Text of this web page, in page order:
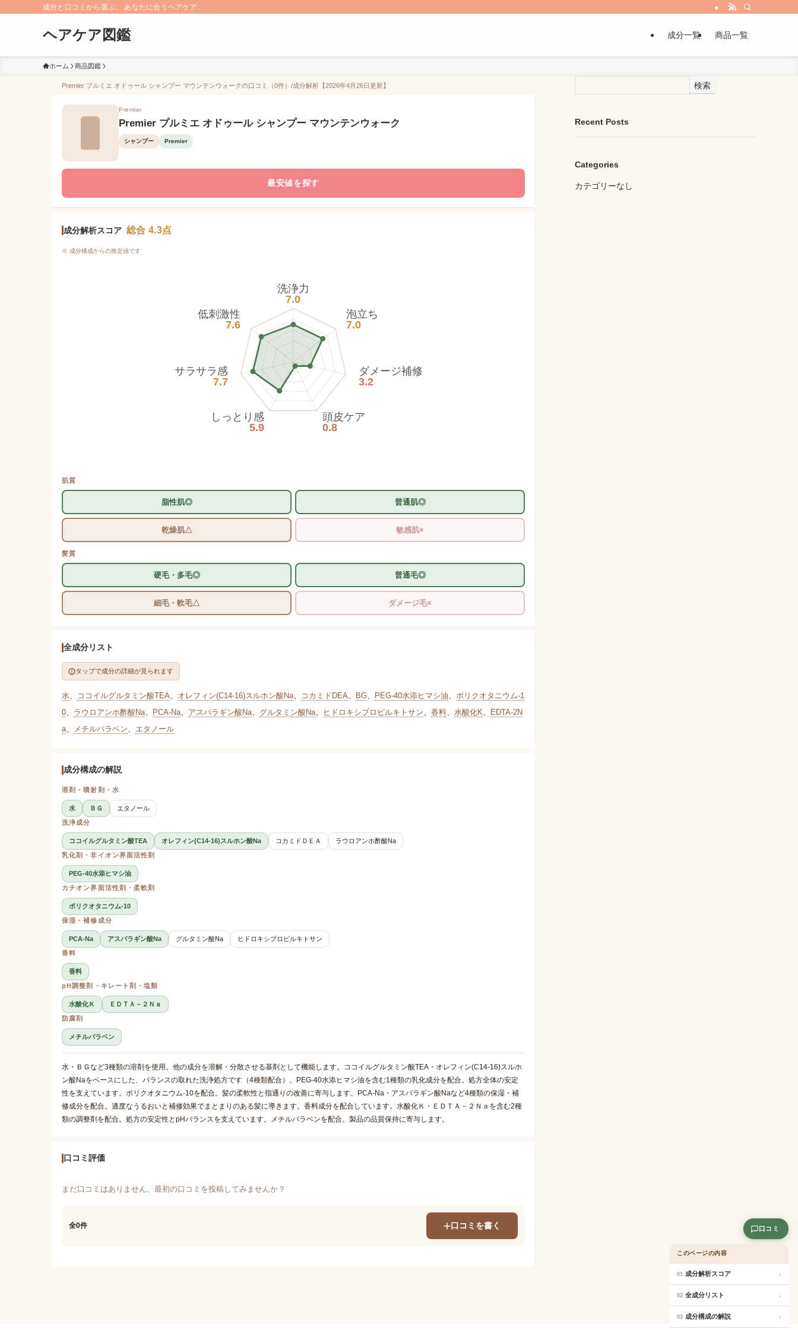
成分と口コミから選ぶ、 あなたに合うヘアケア
ヘアケア図鑑 成分一覧 商品一覧
ホーム 商品図鑑
Premier プルミエ オドゥール シャンプー マウンテンウォークの口コミ（0件）/成分解析【2026年4月26日更新】
Premier
Premier プルミエ オドゥール シャンプー マウンテンウォーク
シャンプー Premier
最安値を探す
成分解析スコア 総合 4.3点
※ 成分構成からの推定値です
洗浄力
7.0
泡立ち
7.0
ダメージ補修
3.2
頭皮ケア
0.8
しっとり感
5.9
サラサラ感
7.7
低刺激性
7.6
肌質
脂性肌◎ 普通肌◎
乾燥肌△ 敏感肌×
髪質
硬毛・多毛◎ 普通毛◎
細毛・軟毛△ ダメージ毛×
全成分リスト
タップで成分の詳細が見られます
水、 ココイルグルタミン酸TEA、 オレフィン(C14-16)スルホン酸Na、 コカミドDEA、 BG、 PEG-40水添ヒマシ油、 ポリクオタニウム-1
0、 ラウロアンホ酢酸Na、 PCA-Na、 アスパラギン酸Na、 グルタミン酸Na、 ヒドロキシプロピルキトサン、 香料、 水酸化K、
EDTA-2N
a、 メチルパラベン、 エタノール
成分構成の解説
溶剤・噴射剤・水
水 ＢＧ
エタノール
洗浄成分
ココイルグルタミン酸TEA オレフィン(C14-16)スルホン酸Na コカミドＤＥＡ
ラウロアンホ酢酸Na
乳化剤・非イオン界面活性剤
PEG-40水添ヒマシ油
カチオン界面活性剤・柔軟剤
ポリクオタニウム-10
保湿・補修成分
PCA-Na アスパラギン酸Na グルタミン酸Na
ヒドロキシプロピルキトサン
香料
香料
pH調整剤・キレート剤・塩類
水酸化Ｋ
ＥＤＴＡ－２Ｎａ
防腐剤
メチルパラベン
水・ＢＧなど3種類の溶剤を使用。他の成分を溶解・分散させる基剤として機能します。ココイルグルタミン酸TEA・オレフィン(C14-16)スルホ
ン酸Naをベースにした、バランスの取れた洗浄処方です（4種類配合）。PEG-40水添ヒマシ油を含む1種類の乳化成分を配合。処方全体の安定
性を支えています。ポリクオタニウム-10を配合。髪の柔軟性と指通りの改善に寄与します。PCA-Na・アスパラギン酸Naなど4種類の保湿・補
修成分を配合。適度なうるおいと補修効果でまとまりのある髪に導きます。香料成分を配合しています。水酸化Ｋ・ＥＤＴＡ－２Ｎａを含む2種
類の調整剤を配合。処方の安定性とpHバランスを支えています。メチルパラベンを配合。製品の品質保持に寄与します。
口コミ評価
まだ口コミはありません。最初の口コミを投稿してみませんか？
全0件 口コミを書く
検索
Recent Posts
Categories
カテゴリーなし
口コミ
このページの内容
01 成分解析スコア ↓
02 全成分リスト ↓
03 成分構成の解説 ↓